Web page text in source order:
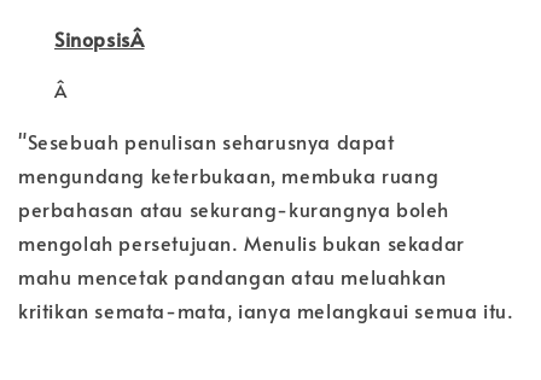
SinopsisÂ
Â
"Sesebuah penulisan seharusnya dapat
mengundang keterbukaan, membuka ruang
perbahasan atau sekurang-kurangnya boleh
mengolah persetujuan. Menulis bukan sekadar
mahu mencetak pandangan atau meluahkan
kritikan semata-mata, ianya melangkaui semua itu.